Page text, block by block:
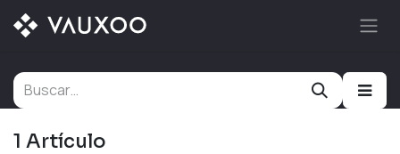
Ir al contenido
1 Artículo